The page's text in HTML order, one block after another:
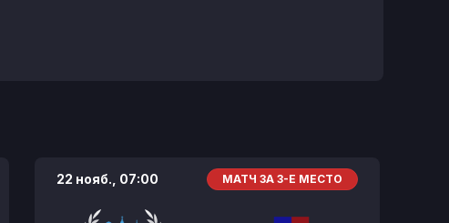
22 нояб., 07:00 МАТЧ ЗА 3-Е МЕСТО